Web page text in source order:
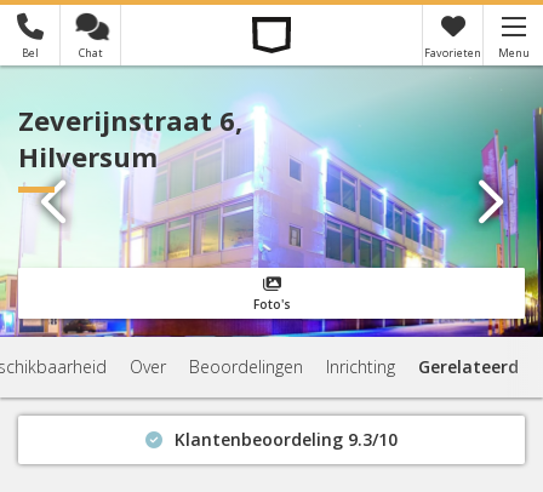
Bel Chat Favorieten Menu
Je hebt nog geen favorieten ×
Zeverijnstraat 6,
Hilversum
Foto's
Over Beoordelingen Inrichting Gerelateerd
Klantenbeoordeling 9.3/10